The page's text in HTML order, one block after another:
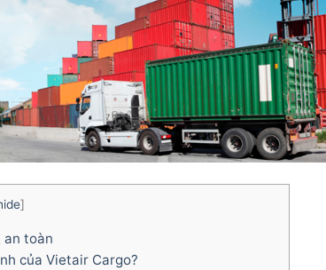
]
an toàn
của Vietair Cargo?